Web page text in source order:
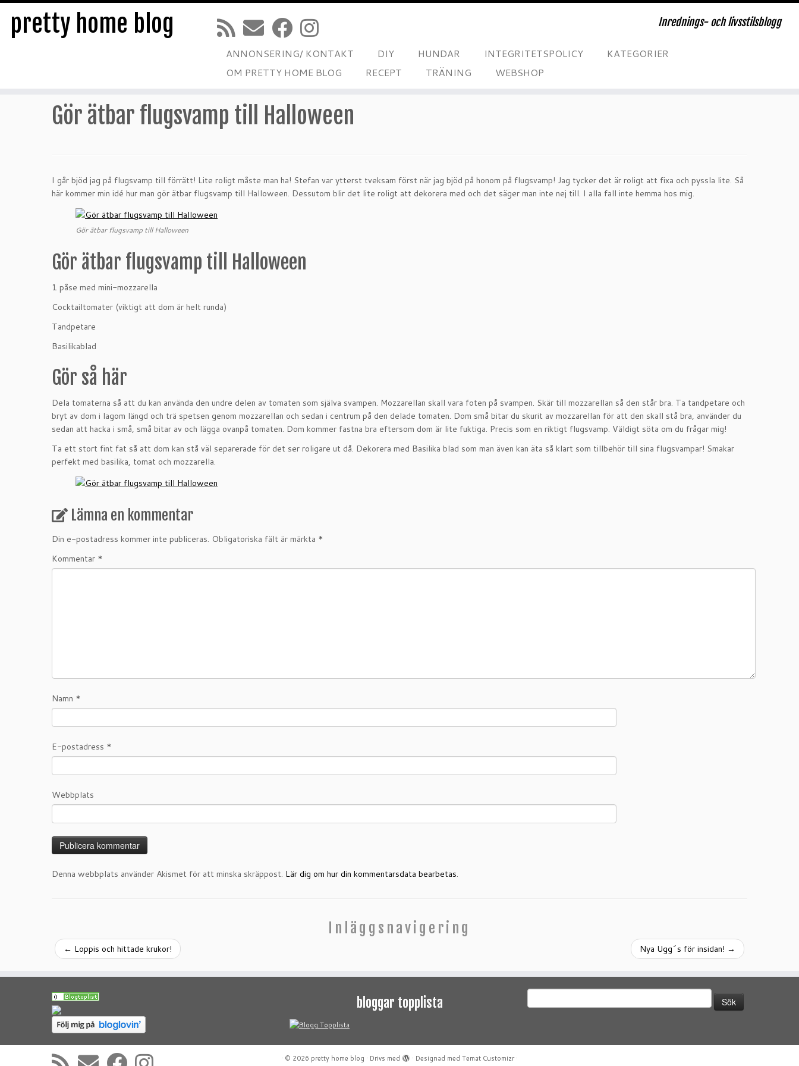
pretty home blog Inrednings- och livsstilsblogg
ANNONSERING/ KONTAKT DIY HUNDAR INTEGRITETSPOLICY
KATEGORIER
OM PRETTY HOME BLOG
RECEPT TRÄNING WEBSHOP
Gör ätbar flugsvamp till Halloween
I går bjöd jag på flugsvamp till förrätt! Lite roligt måste man ha! Stefan var ytterst tveksam först när jag bjöd på honom på flugsvamp! Jag tycker det är roligt att fixa och pyssla lite. Så
här kommer min idé hur man gör ätbar flugsvamp till Halloween. Dessutom blir det lite roligt att dekorera med och det säger man inte nej till. I alla fall inte hemma hos mig.
Gör ätbar flugsvamp till Halloween
Gör ätbar flugsvamp till Halloween
1 påse med mini-mozzarella
Cocktailtomater (viktigt att dom är helt runda)
Tandpetare
Basilikablad
Gör så här
Dela tomaterna så att du kan använda den undre delen av tomaten som själva svampen. Mozzarellan skall vara foten på svampen. Skär till mozzarellan så den står bra. Ta tandpetare och
bryt av dom i lagom längd och trä spetsen genom mozzarellan och sedan i centrum på den delade tomaten. Dom små bitar du skurit av mozzarellan för att den skall stå bra, använder du
sedan att hacka i små, små bitar av och lägga ovanpå tomaten. Dom kommer fastna bra eftersom dom är lite fuktiga. Precis som en riktigt flugsvamp. Väldigt söta om du frågar mig!
Ta ett stort fint fat så att dom kan stå väl separerade för det ser roligare ut då. Dekorera med Basilika blad som man även kan äta så klart som tillbehör till sina flugsvampar! Smakar
perfekt med basilika, tomat och mozzarella.
Lämna en kommentar
Din e-postadress kommer inte publiceras. Obligatoriska fält är märkta *
Kommentar *
Namn *
E-postadress *
Webbplats
Denna webbplats använder Akismet för att minska skräppost. Lär dig om hur din kommentarsdata bearbetas.
Inläggsnavigering
← Loppis och hittade krukor! Nya Ugg´s för insidan! →
bloggar topplista
efter:
· © 2026 pretty home blog · Drivs med · Designad med Temat Customizr·